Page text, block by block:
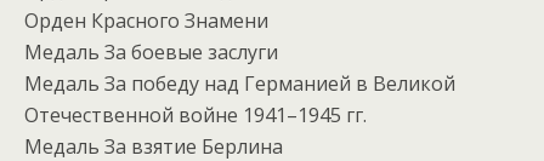
Орден Красного Знамени
Медаль За боевые заслуги
Медаль За победу над Германией в Великой
Отечественной войне 1941–1945 гг.
Медаль За взятие Берлина